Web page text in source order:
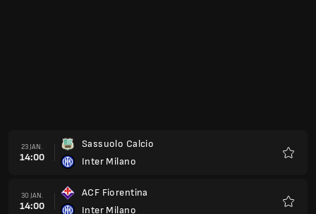
20 FEV.
14:00
Inter Milano
SSC Napoli
13 MAR.
14:00
Lazio Rome
Inter Milano